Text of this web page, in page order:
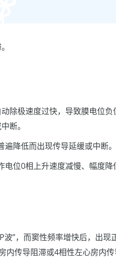
除极速度过快，导致膜电位负
断。
降低而出现传导延缓或中断。
位0相上升速度减慢、幅度降
波”，而窦性频率增快后，出现
内传导阻滞或4相性左心房内传